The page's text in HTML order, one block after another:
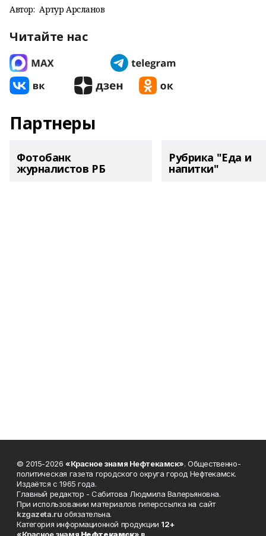
Автор: Артур Арсланов
Читайте нас
Партнеры
Фотобанк
журналистов РБ
Рубрика "Еда и
напитки"
© 2015-2026 «Красное знамя Нефтекамск». Общественно-
политическая газета городского округа город Нефтекамск.
Издаётся с 1965 года.
Главный редактор - Сабитова Людмила Валерьяновна.
При использовании материалов гиперссылка на сайт
kzgazeta.ru обязательна.
Категория информационной продукции 12+